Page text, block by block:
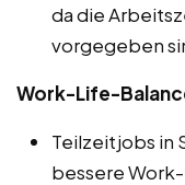
da die
vorgegeben
Work-Life-
Teilzeitjobs in
bessere